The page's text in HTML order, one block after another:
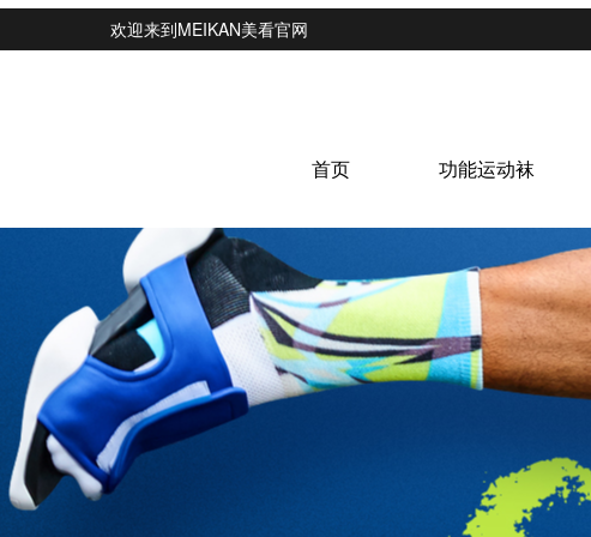
欢迎来到MEIKAN美看官网
首页 功能运动袜